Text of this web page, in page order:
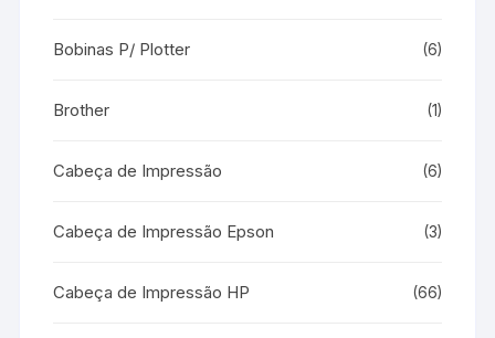
Bobinas P/ Plotter (6)
Brother (1)
Cabeça de Impressão (6)
Cabeça de Impressão Epson (3)
Cabeça de Impressão HP (66)